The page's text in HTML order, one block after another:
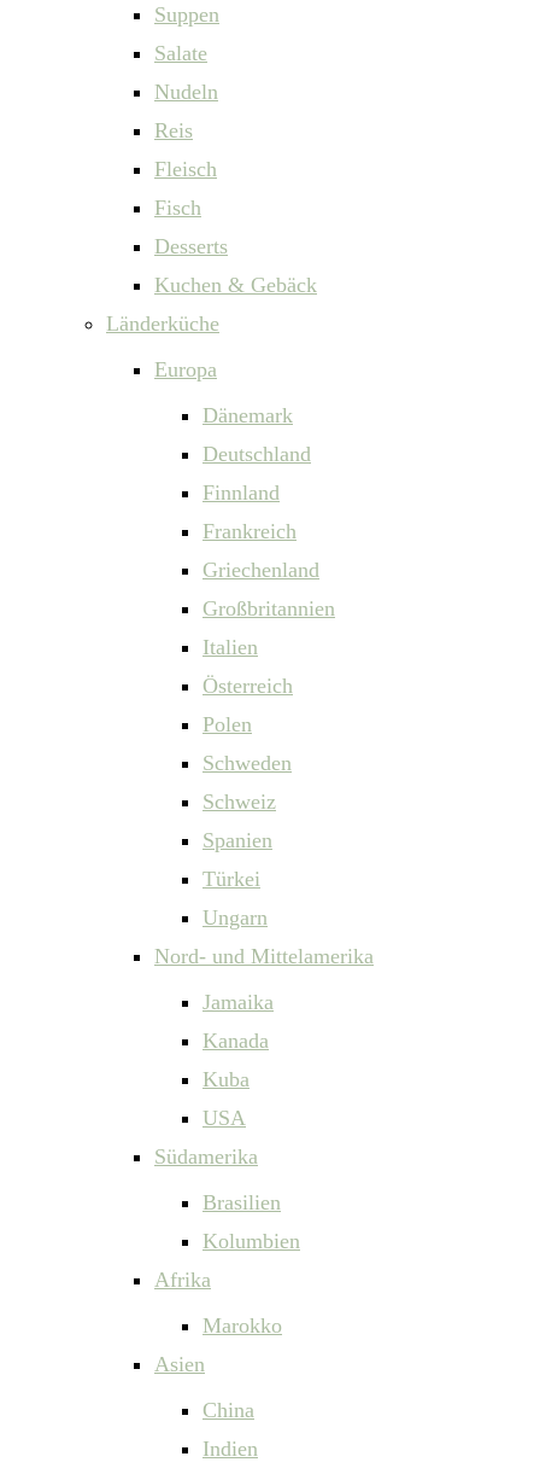
Suppen
Salate
Nudeln
Reis
Fleisch
Fisch
Desserts
Kuchen & Gebäck
Länderküche
Europa
Dänemark
Deutschland
Finnland
Frankreich
Griechenland
Großbritannien
Italien
Österreich
Polen
Schweden
Schweiz
Spanien
Türkei
Ungarn
Nord- und Mittelamerika
Jamaika
Kanada
Kuba
USA
Südamerika
Brasilien
Kolumbien
Afrika
Marokko
Asien
China
Indien